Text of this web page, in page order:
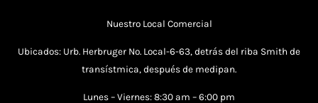
Nuestro Local Comercial
Ubicados: Urb. Herbruger No. Local-6-63, detrás del riba Smith de
transístmica, después de medipan.
Lunes – Viernes: 8:30 am – 6:00 pm